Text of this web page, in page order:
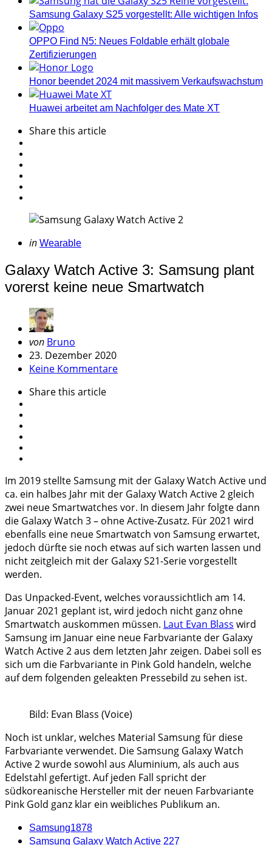
Samsung Galaxy S25 vorgestellt: Alle wichtigen Infos
OPPO Find N5: Neues Foldable erhält globale
Zertifizierungen
Honor beendet 2024 mit massivem Verkaufswachstum
Huawei arbeitet am Nachfolger des Mate XT
Sharethis article
Categories
Posted
in Wearable
Galaxy Watch Active 3: Samsung plant
vorerst keine neue Smartwatch
Geschrieben
von
von Bruno
23. Dezember 2020
Keine Kommentare
Sharethis article
Im 2019 stellte Samsung mit der Galaxy Watch Active und
ca. ein halbes Jahr mit der Galaxy Watch Active 2 gleich
zwei neue Smartwatches vor. In diesem Jahr folgte dann
die Galaxy Watch 3 – ohne Active-Zusatz. Für 2021 wird
ebenfalls eine neue Smartwatch von Samsung erwartet,
jedoch dürfte sie noch etwas auf sich warten lassen und
nicht zeitgleich mit der Galaxy S21-Serie vorgestellt
werden.
Das Unpacked-Event, welches voraussichtlich am 14.
Januar 2021 geplant ist, wird jedoch nicht ganz ohne
Smartwatch auskommen müssen. Laut Evan Blass wird
Samsung im Januar eine neue Farbvariante der Galaxy
Watch Active 2 aus dem letzten Jahr zeigen. Dabei soll es
sich um die Farbvariante in Pink Gold handeln, welche
auf dem folgenden geleakten Pressebild zu sehen ist.
Bild: Evan Blass (Voice)
Noch ist unklar, welches Material Samsung für diese
Farbvariante verwendet. Die Samsung Galaxy Watch
Active 2 wurde sowohl aus Aluminium, als auch aus
Edelstahl gefertigt. Auf jeden Fall spricht der
südkoreanische Hersteller mit der neuen Farbvariante
Pink Gold ganz klar ein weibliches Publikum an.
Samsung1878
Samsung Galaxy Watch Active 227